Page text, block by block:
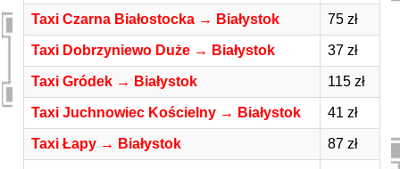
Taxi Czarna Białostocka → Białystok 75 zł
Taxi Dobrzyniewo Duże → Białystok 37 zł
Taxi Gródek → Białystok 115 zł
Taxi Juchnowiec Kościelny → Białystok 41 zł
Taxi Łapy → Białystok 87 zł